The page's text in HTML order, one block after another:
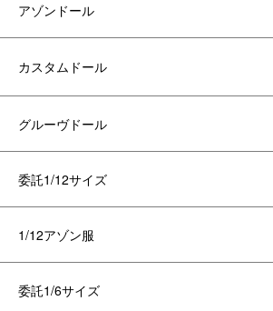
アゾンドール
カスタムドール
グルーヴドール
委託1/12サイズ
1/12アゾン服
委託1/6サイズ